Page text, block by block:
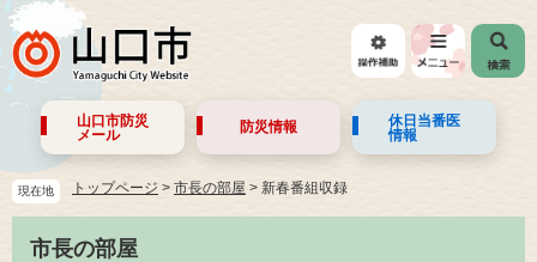
山口市防災
メール
防災情報
休日当番医
情報
現在地 トップページ > 市長の部屋 > 新春番組収録
市長の部屋